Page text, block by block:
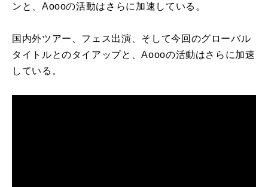
ンと、Aoooの活動はさらに加速している。
国内外ツアー、フェス出演、そして今回のグローバル
タイトルとのタイアップと、Aoooの活動はさらに加速
している。